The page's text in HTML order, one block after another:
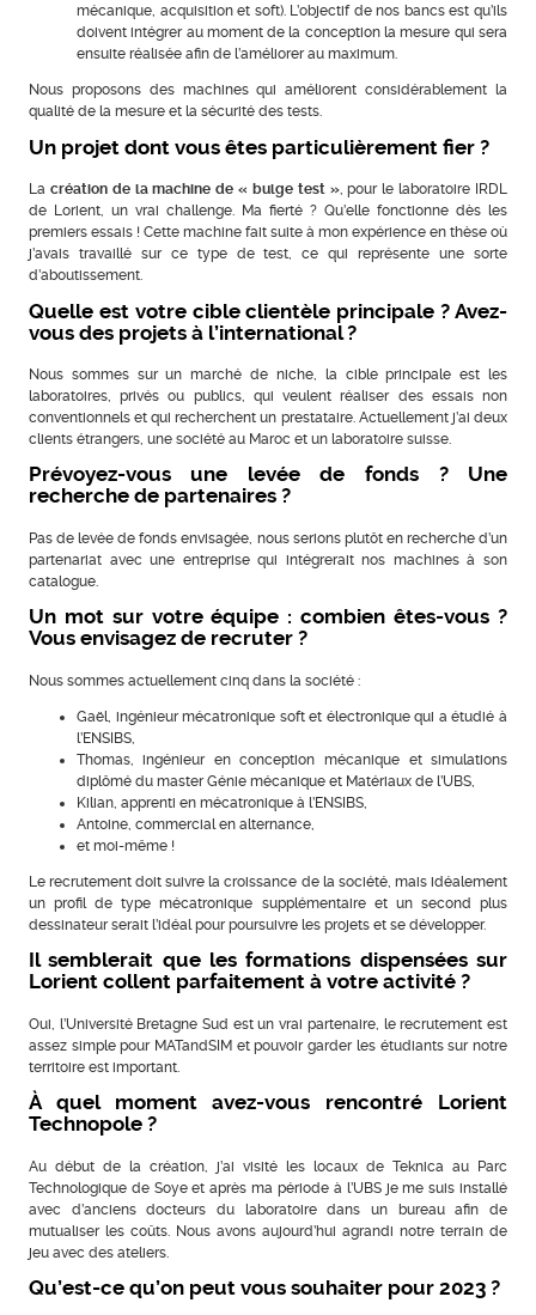
mécanique, acquisition et soft). L’objectif de nos bancs est qu’ils
doivent intégrer au moment de la conception la mesure qui sera
ensuite réalisée afin de l’améliorer au maximum.
Nous proposons des machines qui améliorent considérablement la
qualité de la mesure et la sécurité des tests.
Un projet dont vous êtes particulièrement fier ?
La création de la machine de « bulge test », pour le laboratoire IRDL
de Lorient, un vrai challenge. Ma fierté ? Qu’elle fonctionne dès les
premiers essais ! Cette machine fait suite à mon expérience en thèse où
j’avais travaillé sur ce type de test, ce qui représente une sorte
d’aboutissement.
Quelle est votre cible clientèle principale ? Avez-
vous des projets à l’international ?
Nous sommes sur un marché de niche, la cible principale est les
laboratoires, privés ou publics, qui veulent réaliser des essais non
conventionnels et qui recherchent un prestataire. Actuellement j’ai deux
clients étrangers, une société au Maroc et un laboratoire suisse.
Prévoyez-vous une levée de fonds ? Une
recherche de partenaires ?
Pas de levée de fonds envisagée, nous serions plutôt en recherche d’un
partenariat avec une entreprise qui intégrerait nos machines à son
catalogue.
Un mot sur votre équipe : combien êtes-vous ?
Vous envisagez de recruter ?
Nous sommes actuellement cinq dans la société :
Gaël, ingénieur mécatronique soft et électronique qui a étudié à
l’ENSIBS,
Thomas, ingénieur en conception mécanique et simulations
diplômé du master Génie mécanique et Matériaux de l’UBS,
Kilian, apprenti en mécatronique à l’ENSIBS,
Antoine, commercial en alternance,
et moi-même !
Le recrutement doit suivre la croissance de la société, mais idéalement
un profil de type mécatronique supplémentaire et un second plus
dessinateur serait l’idéal pour poursuivre les projets et se développer.
Il semblerait que les formations dispensées sur
Lorient collent parfaitement à votre activité ?
Oui, l’Université Bretagne Sud est un vrai partenaire, le recrutement est
assez simple pour MATandSIM et pouvoir garder les étudiants sur notre
territoire est important.
À quel moment avez-vous rencontré Lorient
Technopole ?
Au début de la création, j’ai visité les locaux de Teknica au Parc
Technologique de Soye et après ma période à l’UBS je me suis installé
avec d’anciens docteurs du laboratoire dans un bureau afin de
mutualiser les coûts. Nous avons aujourd’hui agrandi notre terrain de
jeu avec des ateliers.
Qu’est-ce qu’on peut vous souhaiter pour 2023 ?